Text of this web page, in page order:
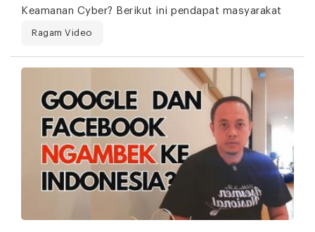
Keamanan Cyber? Berikut ini pendapat masyarakat
Ragam Video